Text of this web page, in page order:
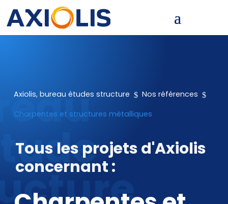
Axiolis, bureau études structure $ Nos références $
Charpentes et structures métalliques
Tous les projets d'Axiolis
concernant :